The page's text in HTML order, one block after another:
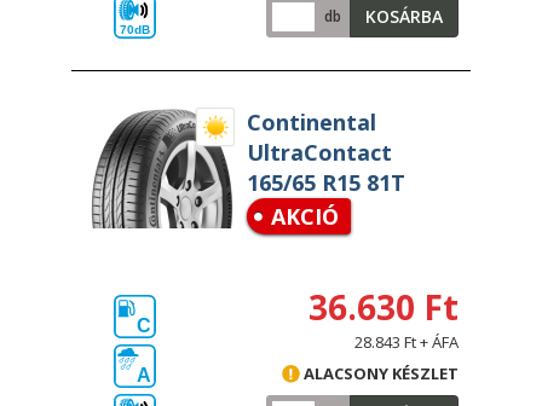
70dB
db KOSÁRBA
Continental
UltraContact
165/65 R15 81T
AKCIÓ
C
A
36.630 Ft
28.843 Ft + ÁFA
ALACSONY KÉSZLET